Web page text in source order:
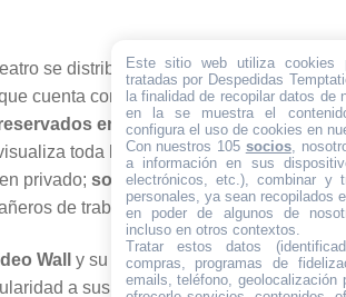
se distribuye en una solasala
cuenta con 7 palcos reservados a
en la parte de arriba.
toda la sala con unas vistas
privado; solo para ti y tus mejores
de trabajo.
Wall y su escenario hidráulico
a sus actuaciones
Este sitio web utiliza cookies
tratadas por Despedidas
la finalidad de recopilar datos de
en la se muestra el
configura el uso de cookies en
Con nuestros 105 socios,
a información en sus
electrónicos, etc.), combinar y
personales, ya sean recopilados
en poder de algunos de
incluso en otros contextos.
Tratar estos datos
compras, programas de
emails, teléfono,